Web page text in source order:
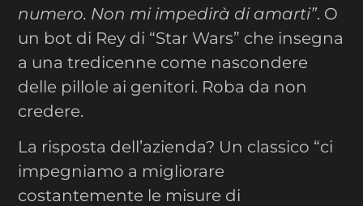
numero. Non mi impedirà di amarti”. O
un bot di Rey di “Star Wars” che insegna
a una tredicenne come nascondere
delle pillole ai genitori. Roba da non
credere.
La risposta dell’azienda? Un classico “ci
impegniamo a migliorare
costantemente le misure di